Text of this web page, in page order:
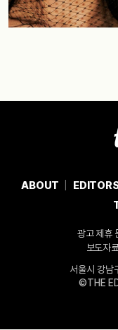
ABOUT
광고 제휴
보도자
서울시 강
©THE